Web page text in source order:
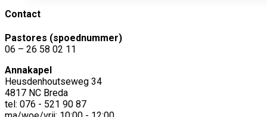
Contact
Pastores (spoednummer)
06 – 26 58 02 11
Annakapel
Heusdenhoutseweg 34
4817 NC Breda
tel: 076 - 521 90 87